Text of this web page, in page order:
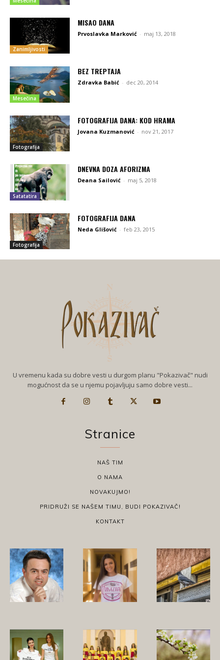
Zanimljivosti
MISAO DANA
Prvoslavka Marković - maj 13, 2018
Mesečina
BEZ TREPTAJA
Zdravka Babić - dec 20, 2014
Fotografija
FOTOGRAFIJA DANA: KOD HRAMA
Jovana Kuzmanović - nov 21, 2017
Satatatira
DNEVNA DOZA AFORIZMA
Deana Sailović - maj 5, 2018
Fotografija
FOTOGRAFIJA DANA
Neda Glišović - feb 23, 2015
U vremenu kada su dobre vesti u durgom planu "Pokazivač" nudi
mogućnost da se u njemu pojavljuju samo dobre vesti...
Stranice
NAŠ TIM
O NAMA
NOVAKUJMO!
PRIDRUŽI SE NAŠEM TIMU, BUDI POKAZIVAČ!
KONTAKT